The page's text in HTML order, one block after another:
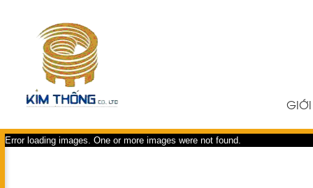
GIỚI
Error loading images. One or more images were not found.